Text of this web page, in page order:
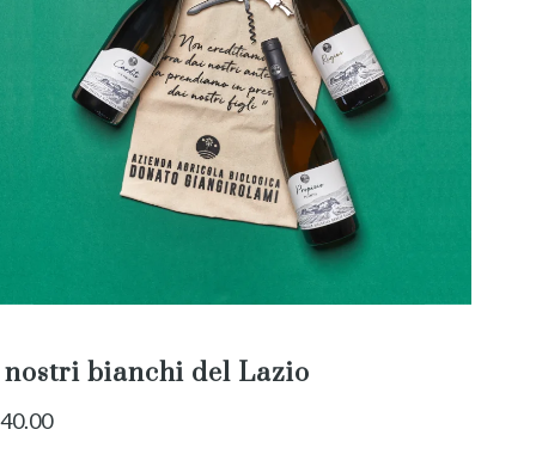
bianchi del Lazio
40.00